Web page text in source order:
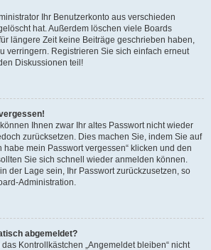
Ihr Benutzerkonto aus verschieden
hat. Außerdem löschen viele Boards
längere Zeit keine Beiträge geschrieben haben,
verringern. Registrieren Sie sich einfach erneut
Diskussionen teil!
Ihnen zwar Ihr altes Passwort nicht wieder
zurücksetzen. Dies machen Sie, indem Sie auf
habe mein Passwort vergessen“ klicken und den
Sie sich schnell wieder anmelden können.
der Lage sein, Ihr Passwort zurückzusetzen, so
Administration.
abgemeldet?
Kontrollkästchen „Angemeldet bleiben“ nicht